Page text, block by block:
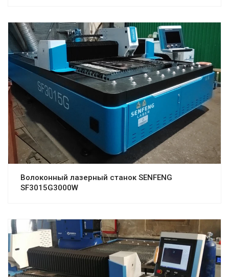
Волоконный лазерный станок SENFENG
SF3015G3000W